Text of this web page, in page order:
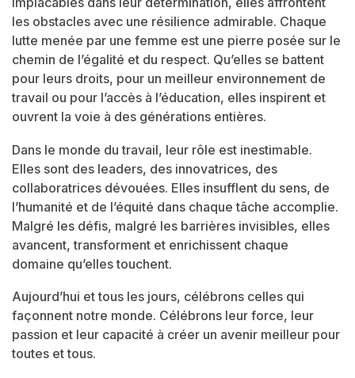
les obstacles avec une résilience admirable. Chaque
lutte menée par une femme est une pierre posée sur le
chemin de l’égalité et du respect. Qu’elles se battent
pour leurs droits, pour un meilleur environnement de
travail ou pour l’accès à l’éducation, elles inspirent et
ouvrent la voie à des générations entières.
Dans le monde du travail, leur rôle est inestimable.
Elles sont des leaders, des innovatrices, des
collaboratrices dévouées. Elles insufflent du sens, de
l’humanité et de l’équité dans chaque tâche accomplie.
Malgré les défis, malgré les barrières invisibles, elles
avancent, transforment et enrichissent chaque
domaine qu’elles touchent.
Aujourd’hui et tous les jours, célébrons celles qui
façonnent notre monde. Célébrons leur force, leur
passion et leur capacité à créer un avenir meilleur pour
toutes et tous.